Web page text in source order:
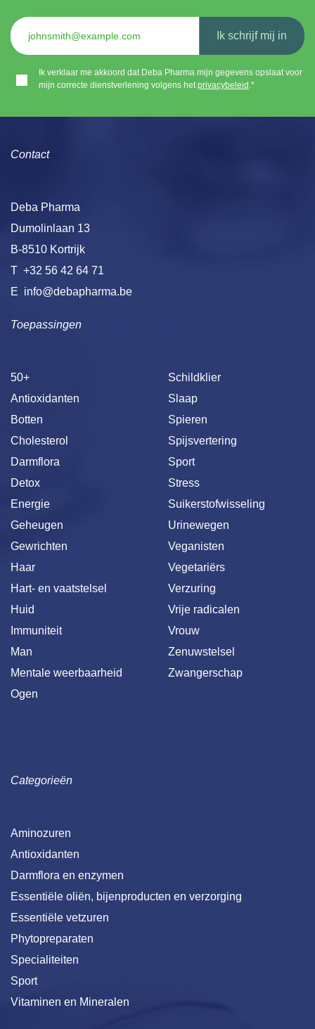
Ik schrijf mij in
Ik verklaar me akkoord dat Deba Pharma mijn gegevens opslaat voor
mijn correcte dienstverlening volgens hetprivacybeleid .*
Toepassingen
50+
Antioxidanten
Botten
Cholesterol
Darmflora
Detox
Energie
Geheugen
Gewrichten
Haar
Hart- en vaatstelsel
Huid
Immuniteit
Man
Mentale weerbaarheid
Ogen
Schildklier
Slaap
Spieren
Spijsvertering
Sport
Stress
Suikerstofwisseling
Urinewegen
Veganisten
Vegetariërs
Verzuring
Vrije radicalen
Vrouw
Zenuwstelsel
Zwangerschap
Contact
Deba Pharma
Dumolinlaan 13
B-8510 Kortrijk
T +32 56 42 64 71
E info@debapharma.be
Categorieën
Aminozuren
Antioxidanten
Darmflora en enzymen
Essentiële oliën, bijenproducten en verzorging
Essentiële vetzuren
Phytopreparaten
Specialiteiten
Sport
Vitaminen en Mineralen